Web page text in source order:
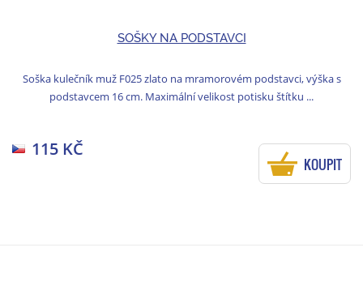
SOŠKY NA PODSTAVCI
Soška kulečník muž F025 zlato na mramorovém podstavci, výška s
podstavcem 16 cm. Maximální velikost potisku štítku ...
115 KČ
KOUPIT